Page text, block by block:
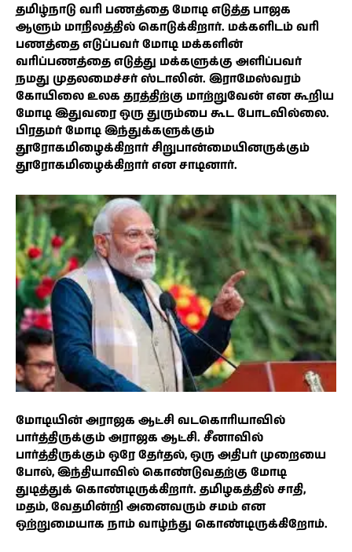
தமிழ்நாடு வரி பணத்தை மோடி எடுத்த பாஜக
ஆளும் மாநிலத்தில் கொடுக்கிறார். மக்களிடம் வரி
பணத்தை எடுப்பவர் மோடி மக்களின்
வரிப்பணத்தை எடுத்து மக்களுக்கு அளிப்பவர்
நமது முதலமைச்சர் ஸ்டாலின். இராமேஸ்வரம்
கோயிலை உலக தரத்திற்கு மாற்றுவேன் என கூறிய
மோடி இதுவரை ஒரு துரும்பை கூட போடவில்லை.
பிரதமர் மோடி இந்துக்களுக்கும்
தூரோகமிழைக்கிறார் சிறுபான்மையினருக்கும்
தூரோகமிழைக்கிறார் என சாடினார்.
மோடியின் அராஜக ஆட்சி வடகொரியாவில்
பார்த்திருக்கும் அராஜக ஆட்சி. சீனாவில்
பார்த்திருக்கும் ஒரே தேர்தல், ஒரு அதிபர் முறையை
போல், இந்தியாவில் கொண்டுவதற்கு மோடி
துடித்துக் கொண்டிருக்கிறார். தமிழகத்தில் சாதி,
மதம், வேதமின்றி அனைவரும் சமம் என
ஒற்றுமையாக நாம் வாழ்ந்து கொண்டிருக்கிறோம்.